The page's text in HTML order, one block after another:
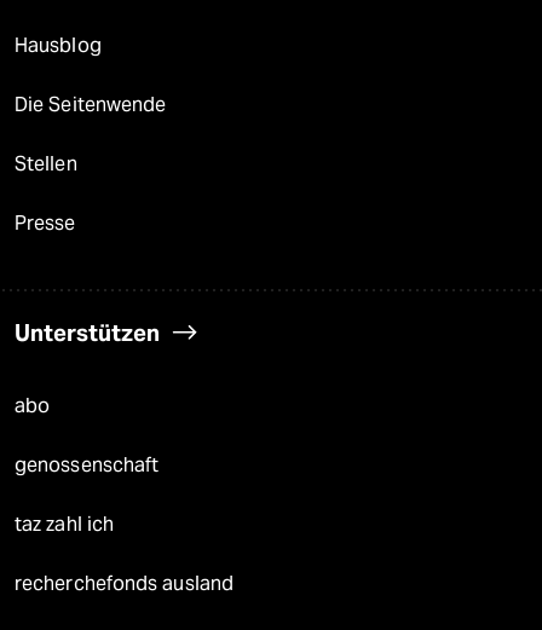
Hausblog
Die Seitenwende
Stellen
Presse
Unterstützen
abo
genossenschaft
taz zahl ich
recherchefonds ausland